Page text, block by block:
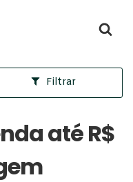
inicial
Filtrar
até R$